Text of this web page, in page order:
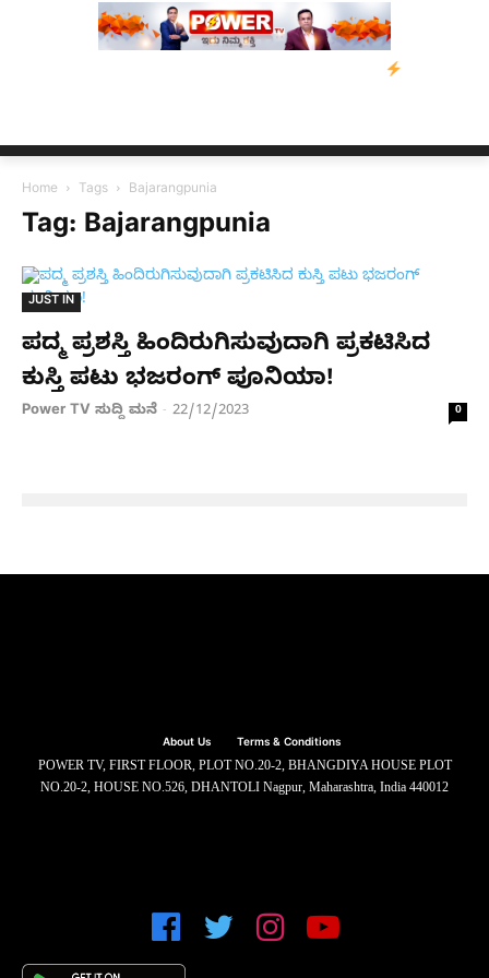
ನ್ಯೂಸ್
Home Tags Bajarangpunia
Tag: Bajarangpunia
JUST IN
ಪದ್ಮ ಪ್ರಶಸ್ತಿ ಹಿಂದಿರುಗಿಸುವುದಾಗಿ ಪ್ರಕಟಿಸಿದ
ಕುಸ್ತಿ ಪಟು ಭಜರಂಗ್ ಪೂನಿಯಾ!
Power TV ಸುದ್ದಿ ಮನೆ - 22/12/2023 0
About Us Terms & Conditions
POWER TV, FIRST FLOOR, PLOT NO.20-2, BHANGDIYA HOUSE PLOT
NO.20-2, HOUSE NO.526, DHANTOLI Nagpur, Maharashtra, India 440012